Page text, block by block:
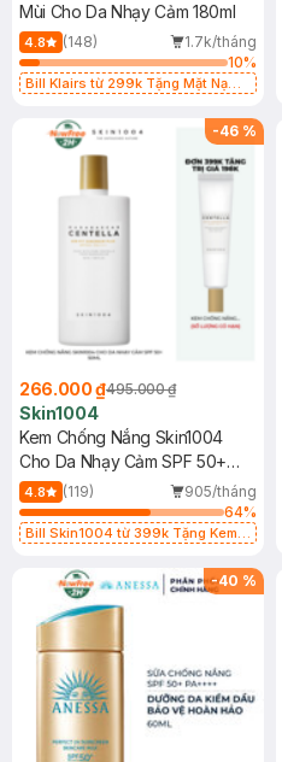
Mùi Cho Da Nhạy Cảm 180ml
4.8 (148)
1.7k/tháng
10%
Bill Klairs từ 299k Tặng Mặt Nạ
25ml (SL Có Hạn)
-46 %
266.000 ₫495.000 ₫
Skin1004
Kem Chống Nắng Skin1004
Cho Da Nhạy Cảm SPF 50+
50ml
4.8 (119)
905/tháng
64%
Bill Skin1004 từ 399k Tặng Kem
SPF 50+ 20ml (SL Có Hạn)
-40 %